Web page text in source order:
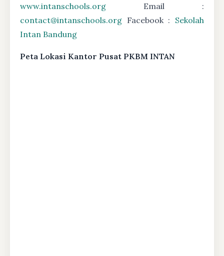
www.intanschools.org Email :
contact@intanschools.org Facebook : Sekolah
Intan Bandung
Peta Lokasi Kantor Pusat PKBM INTAN